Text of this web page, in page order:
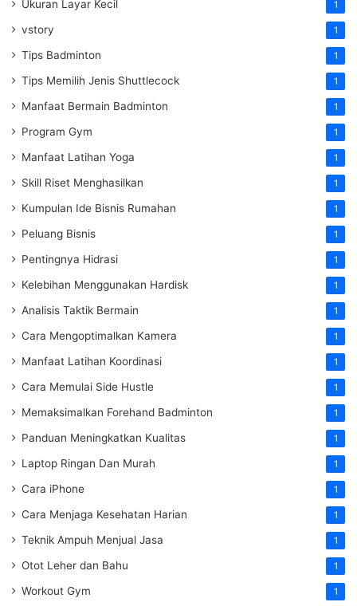
Ukuran Layar Kecil 1
vstory 1
Tips Badminton 1
Tips Memilih Jenis Shuttlecock 1
Manfaat Bermain Badminton 1
Program Gym 1
Manfaat Latihan Yoga 1
Skill Riset Menghasilkan 1
Kumpulan Ide Bisnis Rumahan 1
Peluang Bisnis 1
Pentingnya Hidrasi 1
Kelebihan Menggunakan Hardisk 1
Analisis Taktik Bermain 1
Cara Mengoptimalkan Kamera 1
Manfaat Latihan Koordinasi 1
Cara Memulai Side Hustle 1
Memaksimalkan Forehand Badminton 1
Panduan Meningkatkan Kualitas 1
Laptop Ringan Dan Murah 1
Cara iPhone 1
Cara Menjaga Kesehatan Harian 1
Teknik Ampuh Menjual Jasa 1
Otot Leher dan Bahu 1
Workout Gym 1